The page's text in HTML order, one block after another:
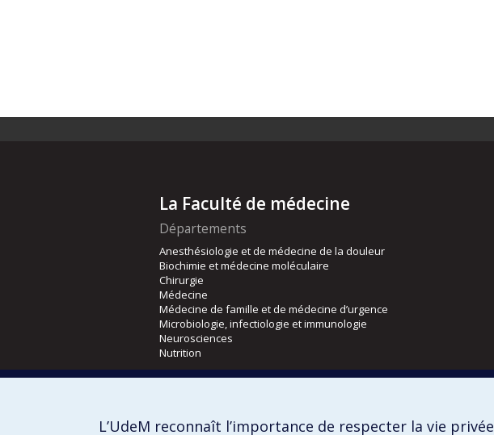
La Faculté de médecine
Départements
Anesthésiologie et de médecine de la douleur
Biochimie et médecine moléculaire
Chirurgie
Médecine
Médecine de famille et de médecine d’urgence
Microbiologie, infectiologie et immunologie
Neurosciences
Nutrition
Orthophonie et audiologie
L’UdeM reconnaît l’importance de respecter la vie privée